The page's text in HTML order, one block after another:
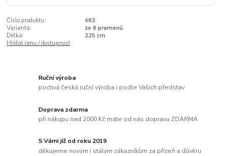
Číslo produktu:
463
Varianta:
ze 6 pramenů
Délka:
225 cm
Hlídat cenu / dostupnost
Ruční výroba
poctivá česká ruční výroba i podle Vašich představ
Doprava zdarma
při nákupu nad 2000 Kč máte od nás dopravu ZDARMA
S Vámi již od roku 2019
děkujeme novým i stálým zákazníkům za přízeň a důvěru